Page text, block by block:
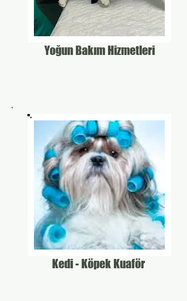
Yoğun Bakım Hizmetleri
Kedi - Köpek Kuaför